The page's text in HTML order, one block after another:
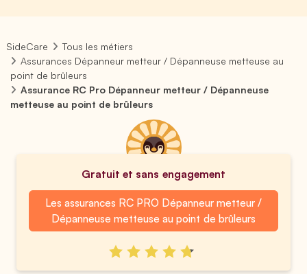
SideCare
Tous les métiers
Assurances Dépanneur metteur / Dépanneuse metteuse au
point de brûleurs
Assurance RC Pro Dépanneur metteur / Dépanneuse
metteuse au point de brûleurs
Gratuit et sans engagement
Les assurances RC PRO Dépanneur metteur /
Dépanneuse metteuse au point de brûleurs